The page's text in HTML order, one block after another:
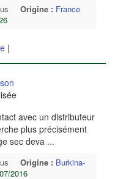
Origine : France
|
avec un distributeur
plus précisément
sec deva ...
Origine : Burkina-
2016